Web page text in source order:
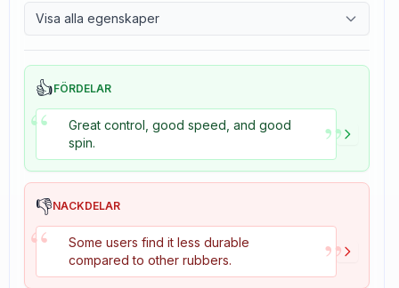
Visa alla egenskaper
👍FÖRDELAR
“
Great control, good speed, and good
spin.
”
👎NACKDELAR
“
Some users find it less durable
compared to other rubbers.
”